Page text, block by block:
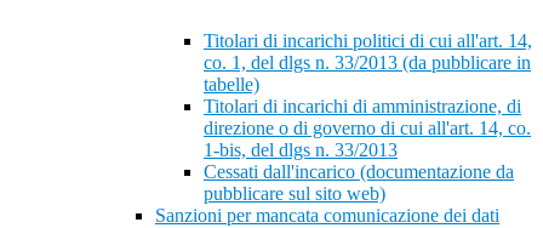
Titolari di incarichi politici di cui all'art. 14,
co. 1, del dlgs n. 33/2013 (da pubblicare in
tabelle)
Titolari di incarichi di amministrazione, di
direzione o di governo di cui all'art. 14, co.
1-bis, del dlgs n. 33/2013
Cessati dall'incarico (documentazione da
pubblicare sul sito web)
Sanzioni per mancata comunicazione dei dati